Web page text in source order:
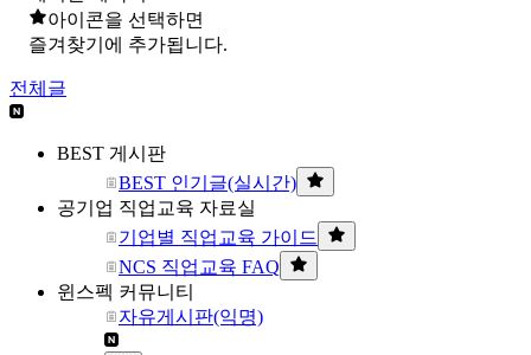
아이콘을 선택하면
즐겨찾기에 추가됩니다.
전체글
BEST 게시판
BEST 인기글(실시간)
공기업 직업교육 자료실
기업별 직업교육 가이드
NCS 직업교육 FAQ
윈스펙 커뮤니티
자유게시판(익명)